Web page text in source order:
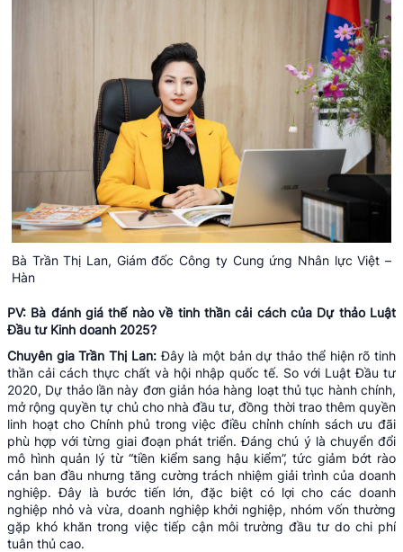
Bà Trần Thị Lan, Giám đốc Công ty Cung ứng Nhân lực Việt –
Hàn
PV: Bà đánh giá thế nào về tinh thần cải cách của Dự thảo Luật
Đầu tư Kinh doanh 2025?
Chuyên gia Trần Thị Lan:Đây là một bản dự thảo thể hiện rõ tinh
thần cải cách thực chất và hội nhập quốc tế. So với Luật Đầu tư
2020, Dự thảo lần này đơn giản hóa hàng loạt thủ tục hành chính,
mở rộng quyền tự chủ cho nhà đầu tư, đồng thời trao thêm quyền
linh hoạt cho Chính phủ trong việc điều chỉnh chính sách ưu đãi
phù hợp với từng giai đoạn phát triển. Đáng chú ý là chuyển đổi
mô hình quản lý từ “tiền kiểm sang hậu kiểm”, tức giảm bớt rào
cản ban đầu nhưng tăng cường trách nhiệm giải trình của doanh
nghiệp. Đây là bước tiến lớn, đặc biệt có lợi cho các doanh
nghiệp nhỏ và vừa, doanh nghiệp khởi nghiệp, nhóm vốn thường
gặp khó khăn trong việc tiếp cận môi trường đầu tư do chi phí
tuân thủ cao.